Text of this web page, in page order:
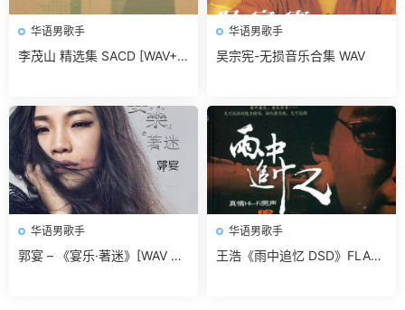
华语男歌手
李茂山 精选集 SACD [WAV+C
华语男歌手
吴宗宪-无损音乐合集 WAV
华语男歌手
郭宴 – 《宴乐·著迷》[WAV 无
华语男歌手
王浩《雨中追忆 DSD》FLAC